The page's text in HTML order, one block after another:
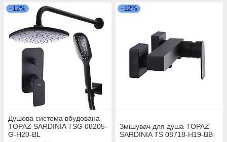
–12%
Душова система вбудована
TOPAZ SARDINIA TSG 08205-
G-H20-BL
–12%
Змішувач для душа TOPAZ
SARDINIA TS 08718-H19-BB